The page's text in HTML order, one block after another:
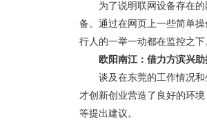
为了说明联网设备存在
备。通过在网页上一些简单
行人的一举一动都在监控之下
欧阳南江：借力方滨兴
谈及在东莞的工作情况
才创新创业营造了良好的环
等提出建议。